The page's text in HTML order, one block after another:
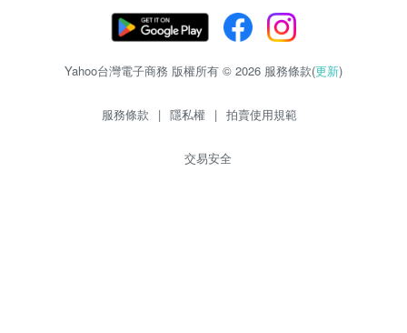
Yahoo台灣電子商務 版權所有 © 2026 服務條款(更新)
服務條款 | 隱私權 | 拍賣使用規範
交易安全